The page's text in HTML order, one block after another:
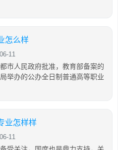
怎么样
11
市人民政府批准，教育部备案的
举办的公办全日制普通高等职业
业怎样样
11